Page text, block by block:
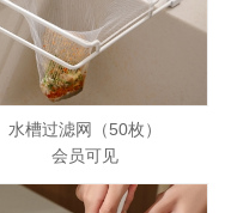
水槽过滤网（50枚）
会员可见